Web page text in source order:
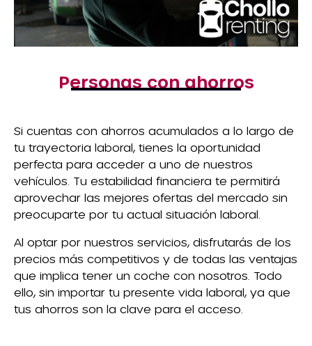
Personas con ahorros
Si cuentas con ahorros acumulados a lo largo de
tu trayectoria laboral, tienes la oportunidad
perfecta para acceder a uno de nuestros
vehículos. Tu estabilidad financiera te permitirá
aprovechar las mejores ofertas del mercado sin
preocuparte por tu actual situación laboral.
Al optar por nuestros servicios, disfrutarás de los
precios más competitivos y de todas las ventajas
que implica tener un coche con nosotros. Todo
ello, sin importar tu presente vida laboral, ya que
tus ahorros son la clave para el acceso.